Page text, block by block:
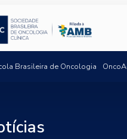
Brasileira de Oncologia